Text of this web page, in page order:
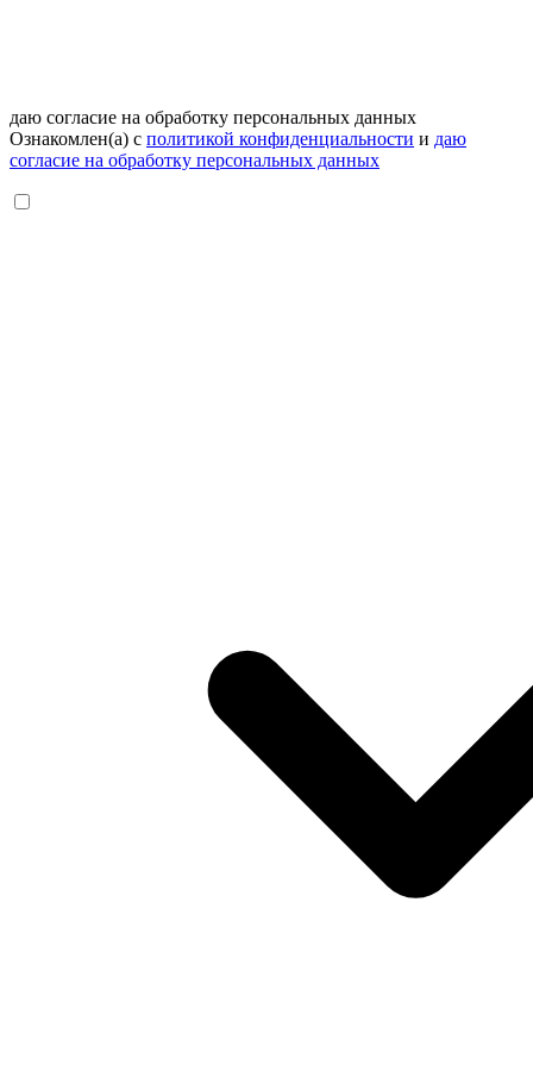
даю согласие на обработку персональных данных
Ознакомлен(а) с политикой конфиденциальности и даю
согласие на обработку персональных данных